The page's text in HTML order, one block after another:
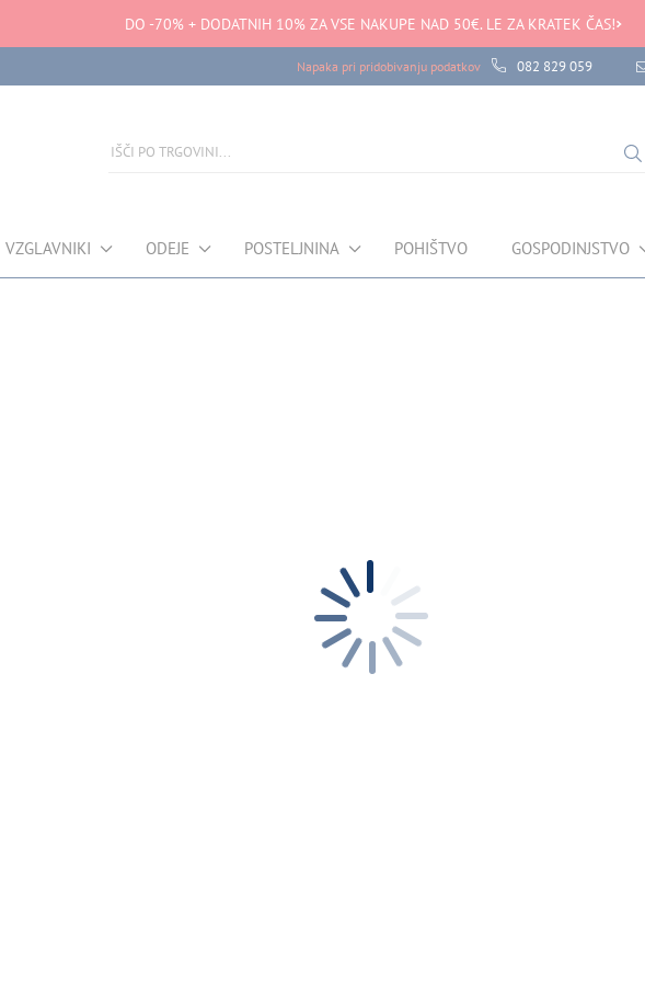
DO -70% + DODATNIH 10% ZA VSE NAKUPE NAD 50€. LE ZA KRATEK ČAS!
Napaka pri pridobivanju podatkov 082 829 059
VZGLAVNIKI ODEJE POSTELJNINA POHIŠTVO GOSPODINJSTVO